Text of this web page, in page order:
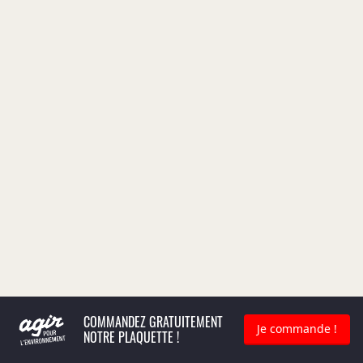
COMMANDEZ GRATUITEMENT
NOTRE PLAQUETTE ! Je commande !